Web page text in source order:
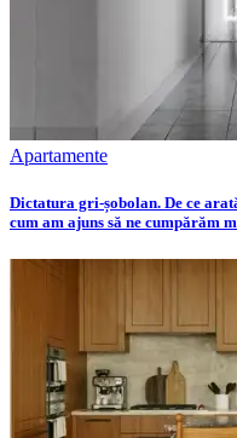
Apartamente
Dictatura gri-șobolan. De ce
cum am ajuns să ne cumpărăm